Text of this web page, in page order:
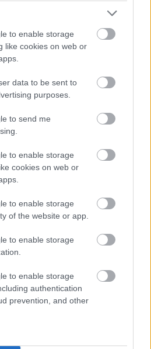
to enable storage
like cookies on web or
data to be sent to
purposes.
to send me
to enable storage
cookies on web or
to enable storage
of the website or app.
to enable storage
to enable storage
authentication
prevention, and other
Zendayának John David
az összhangot, ami
jelen cikk írója még ma is újra-
Sam Levinson filmjéből. A
szerelem történetében, ahogy
nem csak egy különleges
parádés ajánlólevél is lesz a
eszköztára kapcsán. A film
beszélünk, amire
utalhat majd vissza a